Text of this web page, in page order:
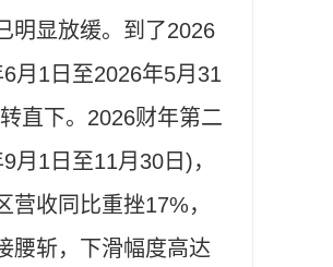
明显放缓。到了2026
月1日至2026年5月31
直下。2026财年第二
月1日至11月30日)，
营收同比重挫17%，
腰斩，下滑幅度高达